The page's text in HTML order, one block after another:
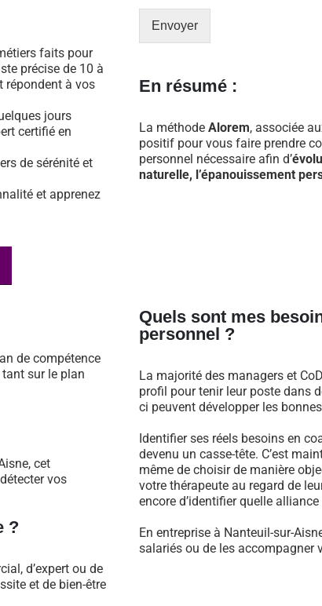
faits pour
précise de 10 à
répondent à vos
jours
certifié en
de sérénité et
et apprenez
Envoyer
En résumé :
La méthode Alorem, associée
positif pour vous faire prendre
personnel nécessaire afin d’
naturelle, l’épanouissement
de compétence
sur le plan
cet
vos
?
d’expert ou de
et de bien-être
Quels sont mes
personnel ?
La majorité des managers et
profil pour tenir leur poste dans
ci peuvent développer les
Identifier ses réels besoins en
devenu un casse-tête. C’est
même de choisir de manière
votre thérapeute au regard de
encore d’identifier quelle
En entreprise à Nanteuil-sur-
salariés ou de les accompagner